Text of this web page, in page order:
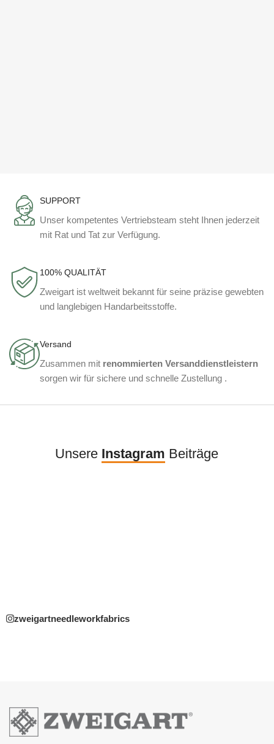
SUPPORT
Unser kompetentes Vertriebsteam steht Ihnen jederzeit
mit Rat und Tat zur Verfügung.
100% QUALITÄT
Zweigart ist weltweit bekannt für seine präzise gewebten
und langlebigen Handarbeitsstoffe.
Versand
Zusammen mit renommierten Versanddienstleistern
sorgen wir für sichere und schnelle Zustellung .
Unsere Instagram Beiträge
zweigartneedleworkfabrics